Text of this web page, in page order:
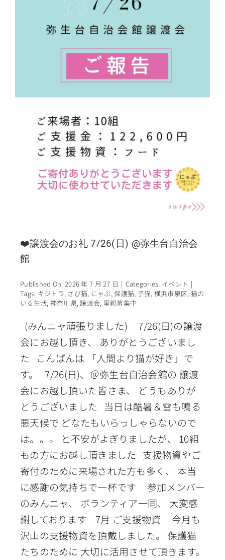
❤️譲渡会のお礼 7/26(日) @弥生台自治会
館
Published On: 2026 年 7 月 27 日 | Categories: イベント |
Tags: キジトラ, さび猫, にゃぶ,保護猫, 子猫, 横浜市泉区, 猫の
いる生活, 神奈川県,譲渡会, 里親募集中
(みんニャ頑張りました) 7/26(日)の譲渡
会にお越し頂き、 ありがとうございまし
た こんばんは 「人間より猫が好き」で
す。 7/26(日)、＠弥生台自治会館の 譲渡
会にお越し頂いた皆さま、 どうもありが
とうございました 当日は酷暑＆雷も鳴る
悪天候で どなたもいらっしゃらないので
は。。。 と不安がよぎりましたが、 10組
もの方にお越し頂きました 支援物資やご
寄付のために来場された方も多く、 本当
に感謝の気持ちで一杯です 参加メンバー
のみんニャ、 ボランティア一同、 大変感
謝しております 7月 ご支援物資 今月も
沢山の支援物資を頂戴しました。 保護猫
たちのために 大切に活用させて頂きます。